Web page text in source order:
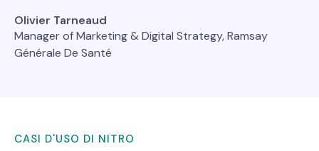
Olivier Tarneaud
Manager of Marketing & Digital Strategy, Ramsay
Générale De Santé
CASI D'USO DI NITRO